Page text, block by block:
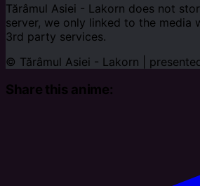
Tărâmul Asiei - Lakorn does not
server, we only linked to the media
3rd party services.
© Tărâmul Asiei - Lakorn |
Share this anime: